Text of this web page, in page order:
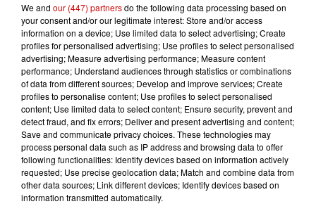
10h10
Duralex : trois repreneurs
potentiels
7h03
Deux-Sèvres : le Citroën C15 a le
droit à son festival
We and our (447) partnersdo the following data processing based on
your consent and/or our legitimate interest: Store and/or access
information on a device; Use limited data to select advertising; Create
profiles for personalised advertising; Use profiles to select personalised
advertising; Measure advertising performance; Measure content
performance; Understand audiences through statistics or combinations
of data from different sources; Develop and improve services; Create
profiles to personalise content; Use profiles to select personalised
content; Use limited data to select content; Ensure security, prevent and
detect fraud, and fix errors; Deliver and present advertising and content;
Save and communicate privacy choices. These technologies may
process personal data such as IP address and browsing data to offer
following functionalities: Identify devices based on information actively
requested; Use precise geolocation data; Match and combine data from
other data sources; Link different devices; Identify devices based on
information transmitted automatically.